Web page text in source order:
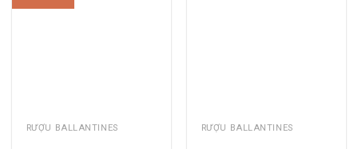
RƯỢU BALLANTINES RƯỢU BALLANTINES